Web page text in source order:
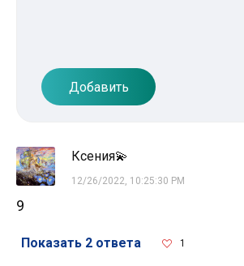
Добавить
Ксения💫
12/26/2022, 10:25:30 PM
9
Показать 2 ответа 1